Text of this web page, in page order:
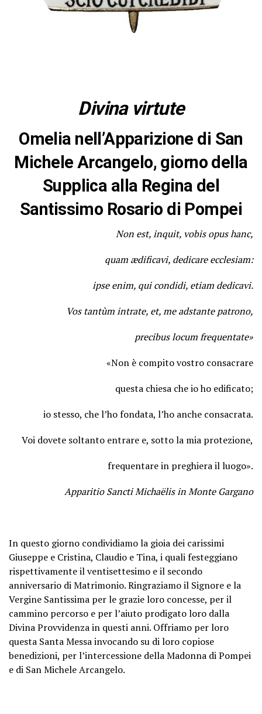
Divina virtute
Omelia nell’Apparizione di San
Michele Arcangelo, giorno della
Supplica alla Regina del
Santissimo Rosario di Pompei
Non est, inquit, vobis opus hanc,
quam ædificavi, dedicare ecclesiam:
ipse enim, qui condidi, etiam dedicavi.
Vos tantùm intrate, et, me adstante patrono,
precibus locum frequentate»
«Non è compito vostro consacrare
questa chiesa che io ho edificato;
io stesso, che l’ho fondata, l’ho anche consacrata.
Voi dovete soltanto entrare e, sotto la mia protezione,
frequentare in preghiera il luogo».
Apparitio Sancti Michaëlis in Monte Gargano
In questo giorno condividiamo la gioia dei carissimi
Giuseppe e Cristina, Claudio e Tina, i quali festeggiano
rispettivamente il ventisettesimo e il secondo
anniversario di Matrimonio. Ringraziamo il Signore e la
Vergine Santissima per le grazie loro concesse, per il
cammino percorso e per l’aiuto prodigato loro dalla
Divina Provvidenza in questi anni. Offriamo per loro
questa Santa Messa invocando su di loro copiose
benedizioni, per l’intercessione della Madonna di Pompei
e di San Michele Arcangelo.